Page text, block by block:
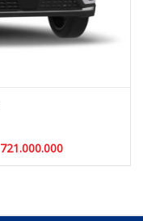
721.000.000